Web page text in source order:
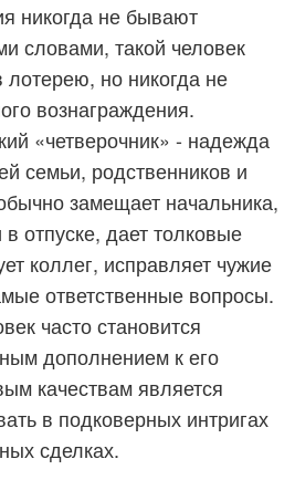
никогда не бывают
словами, такой человек
но никогда не
вознаграждения.
«четверочник» - надежда
семьи, родственников и
замещает начальника,
отпуске, дает толковые
коллег, исправляет чужие
ответственные вопросы.
часто становится
дополнением к его
качествам является
в подковерных интригах
сделках.